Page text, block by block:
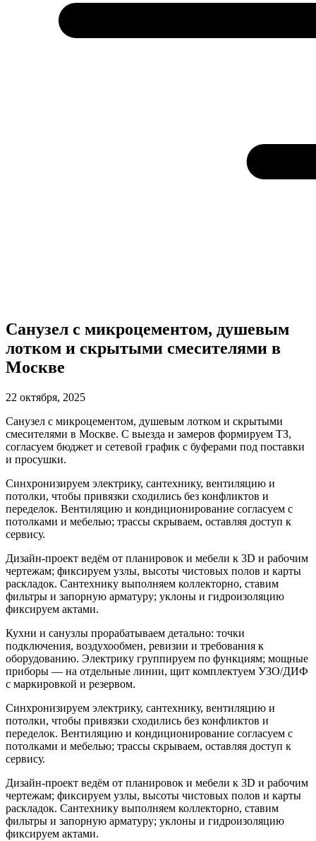
Санузел с микроцементом, душевым
лотком и скрытыми смесителями в
Москве
22 октября, 2025
Санузел с микроцементом, душевым лотком и скрытыми
смесителями в Москве. С выезда и замеров формируем ТЗ,
согласуем бюджет и сетевой график с буферами под поставки
и просушки.
Синхронизируем электрику, сантехнику, вентиляцию и
потолки, чтобы привязки сходились без конфликтов и
переделок. Вентиляцию и кондиционирование согласуем с
потолками и мебелью; трассы скрываем, оставляя доступ к
сервису.
Дизайн-проект ведём от планировок и мебели к 3D и рабочим
чертежам; фиксируем узлы, высоты чистовых полов и карты
раскладок. Сантехнику выполняем коллекторно, ставим
фильтры и запорную арматуру; уклоны и гидроизоляцию
фиксируем актами.
Кухни и санузлы прорабатываем детально: точки
подключения, воздухообмен, ревизии и требования к
оборудованию. Электрику группируем по функциям; мощные
приборы — на отдельные линии, щит комплектуем УЗО/ДИФ
с маркировкой и резервом.
Синхронизируем электрику, сантехнику, вентиляцию и
потолки, чтобы привязки сходились без конфликтов и
переделок. Вентиляцию и кондиционирование согласуем с
потолками и мебелью; трассы скрываем, оставляя доступ к
сервису.
Дизайн-проект ведём от планировок и мебели к 3D и рабочим
чертежам; фиксируем узлы, высоты чистовых полов и карты
раскладок. Сантехнику выполняем коллекторно, ставим
фильтры и запорную арматуру; уклоны и гидроизоляцию
фиксируем актами.